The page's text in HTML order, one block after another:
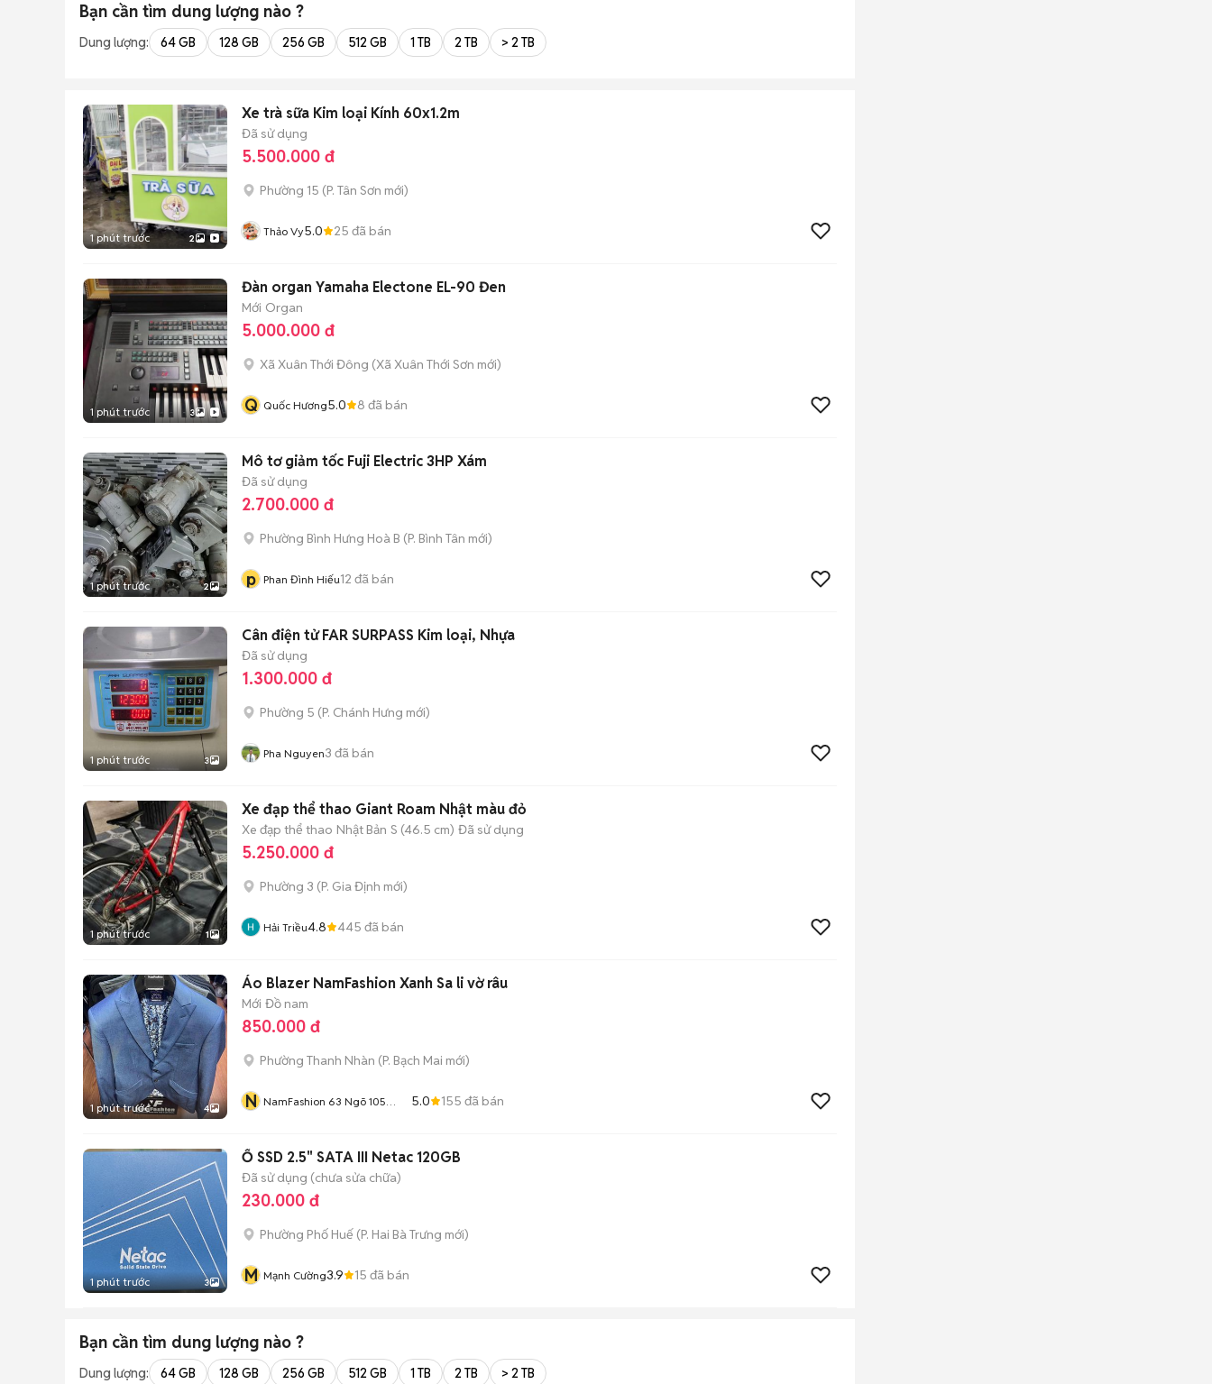
Bạn cần tìm dung lượng nào ?
Dung lượng: 64 GB 128 GB 256 GB 512 GB 1 TB 2 TB > 2 TB
1 phút trước 2
Xe trà sữa Kim loại Kính 60x1.2m
Đã sử dụng
5.500.000 đ
Phường 15 (P. Tân Sơn mới)
Thảo Vy5.0 25 đã bán
1 phút trước 3
Đàn organ Yamaha Electone EL-90 Đen
Mới Organ
5.000.000 đ
Xã Xuân Thới Đông (Xã Xuân Thới Sơn mới)
Q Quốc Hương5.0 8 đã bán
1 phút trước 2
Mô tơ giảm tốc Fuji Electric 3HP Xám
Đã sử dụng
2.700.000 đ
Phường Bình Hưng Hoà B (P. Bình Tân mới)
p Phan Đình Hiếu12 đã bán
1 phút trước 3
Cân điện tử FAR SURPASS Kim loại, Nhựa
Đã sử dụng
1.300.000 đ
Phường 5 (P. Chánh Hưng mới)
Pha Nguyen3 đã bán
1 phút trước 1
Xe đạp thể thao Giant Roam Nhật màu đỏ
Xe đạp thể thao Nhật Bản S (46.5 cm) Đã sử dụng
5.250.000 đ
Phường 3 (P. Gia Định mới)
Hải Triều4.8 445 đã bán
1 phút trước 4
Áo Blazer NamFashion Xanh Sa li vờ râu
Mới Đồ nam
850.000 đ
Phường Thanh Nhàn (P. Bạch Mai mới)
N NamFashion 63 Ngõ 105
5.0 155 đã bán
1 phút trước 3
Ổ SSD 2.5" SATA III Netac 120GB
Đã sử dụng (chưa sửa chữa)
230.000 đ
Phường Phố Huế (P. Hai Bà Trưng mới)
M Mạnh Cường3.9 15 đã bán
Bạn cần tìm dung lượng nào ?
Dung lượng: 64 GB 128 GB 256 GB 512 GB 1 TB 2 TB > 2 TB